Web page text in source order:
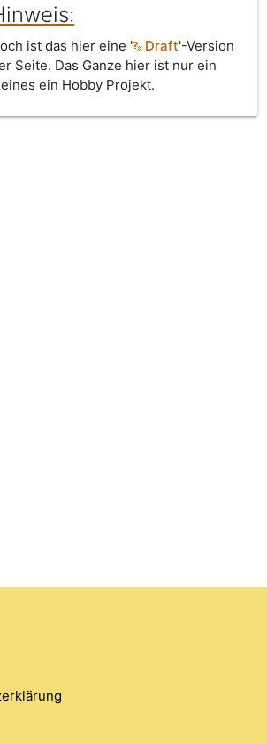
ist das hier eine ' Draft'-Version
Seite. Das Ganze hier ist nur ein
ein Hobby Projekt.